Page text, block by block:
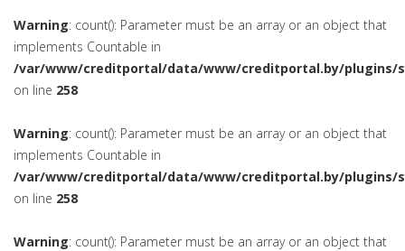
Warning: count(): Parameter must be an array or an object that
implements Countable in
/var/www/creditportal/data/www/creditportal.by/plugins/
on line 258
Warning: count(): Parameter must be an array or an object that
implements Countable in
/var/www/creditportal/data/www/creditportal.by/plugins/
on line 258
Warning: count(): Parameter must be an array or an object that